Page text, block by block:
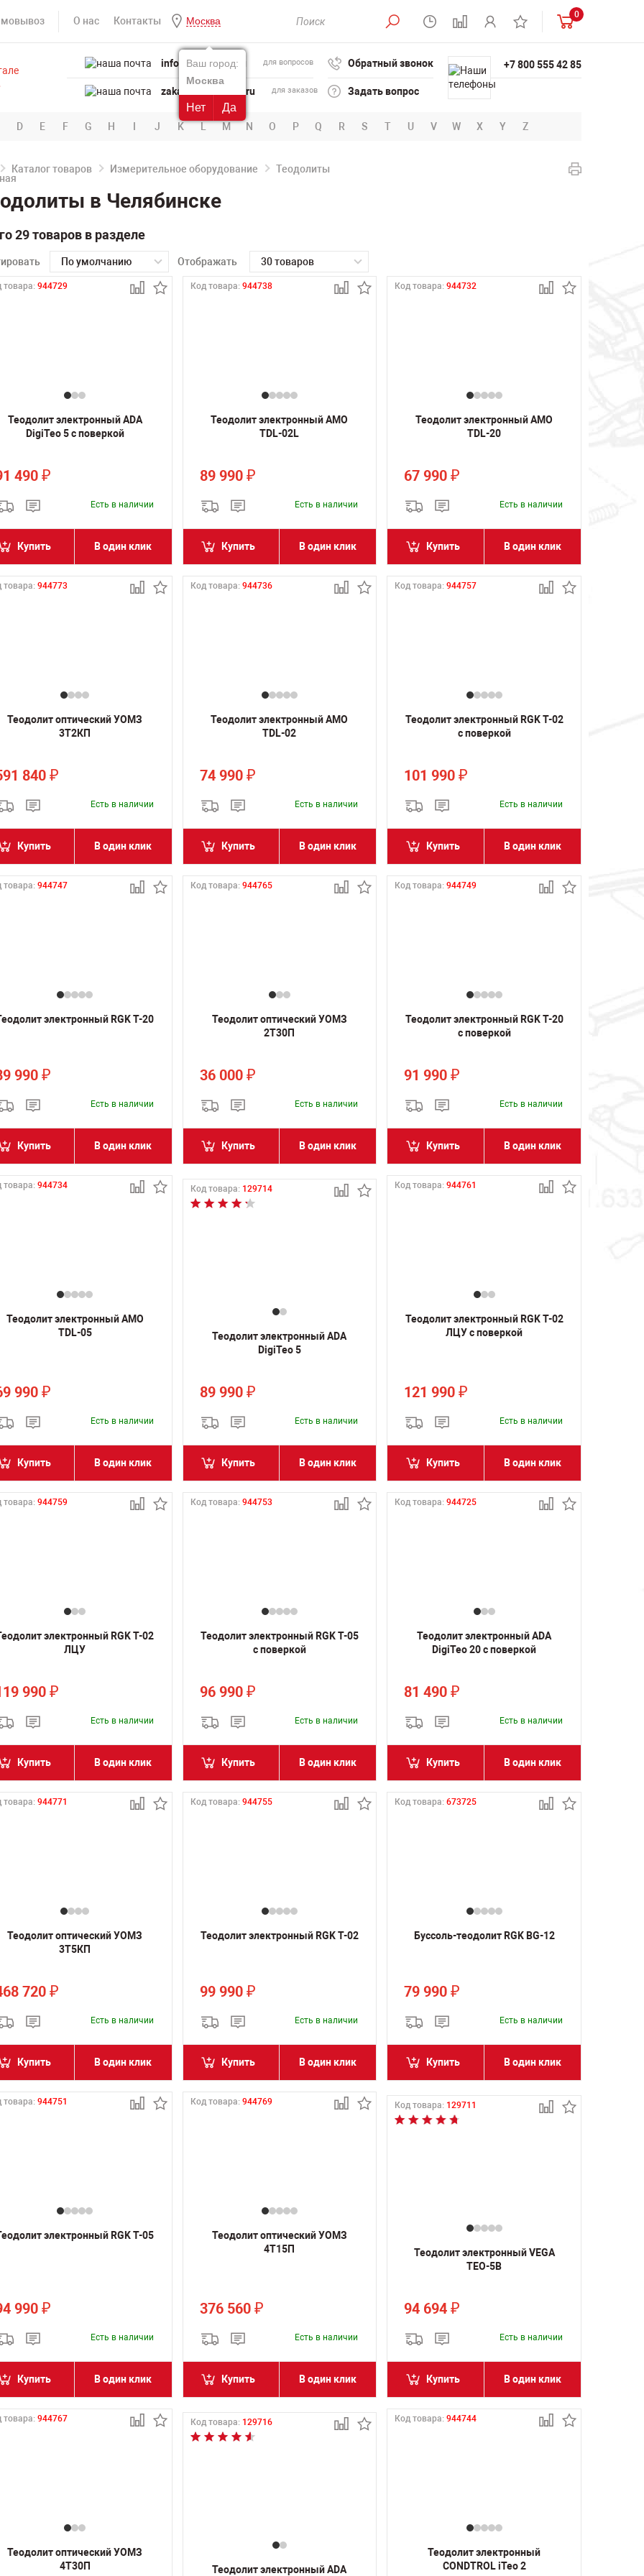
О нас Контакты Москва
Ваш город:
Москва
Нет Да
0
info@powertool.ru для вопросов
zakaz@powertool.ru для заказов
Обратный звонок
Задать вопрос
+7 800 555 42 85
D E F G H I J K L M N O P Q R S T U V W X Y Z
Каталог товаров Измерительное оборудование Теодолиты
в Челябинске
29 товаров в разделе
По умолчанию Отображать 30 товаров
товара: 944729
Теодолит электронный ADA
DigiTeo 5 с поверкой
490 ₽
Есть в наличии
Купить В один клик
Код товара: 944738
Теодолит электронный AMO
TDL-02L
89 990 ₽
Есть в наличии
Купить В один клик
Код товара:944732
Теодолит электронный AMO
TDL-20
67 990₽
Есть в наличии
Купить В один клик
товара: 944773
Теодолит оптический УОМЗ
3Т2КП
840 ₽
Есть в наличии
Купить В один клик
Код товара: 944736
Теодолит электронный AMO
TDL-02
74 990 ₽
Есть в наличии
Купить В один клик
Код товара:944757
Теодолит электронный RGK T-02
с поверкой
101 990₽
Есть в наличии
Купить В один клик
товара: 944747
электронный RGK T-20
990 ₽
Есть в наличии
Купить В один клик
Код товара: 944765
Теодолит оптический УОМЗ
2Т30П
36 000 ₽
Есть в наличии
Купить В один клик
Код товара:944749
Теодолит электронный RGK T-20
с поверкой
91 990₽
Есть в наличии
Купить В один клик
товара: 944734
Теодолит электронный AMO
TDL-05
990 ₽
Есть в наличии
Купить В один клик
Код товара: 129714
Теодолит электронный ADA
DigiTeo 5
89 990 ₽
Есть в наличии
Купить В один клик
Код товара:944761
Теодолит электронный RGK T-02
ЛЦУ с поверкой
121 990₽
Есть в наличии
Купить В один клик
товара: 944759
электронный RGK T-02
ЛЦУ
990 ₽
Есть в наличии
Купить В один клик
Код товара: 944753
Теодолит электронный RGK T-05
с поверкой
96 990 ₽
Есть в наличии
Купить В один клик
Код товара:944725
Теодолит электронный ADA
DigiTeo 20 с поверкой
81 490₽
Есть в наличии
Купить В один клик
товара: 944771
Теодолит оптический УОМЗ
3Т5КП
720 ₽
Есть в наличии
Купить В один клик
Код товара: 944755
Теодолит электронный RGK T-02
99 990 ₽
Есть в наличии
Купить В один клик
Код товара:673725
Буссоль-теодолит RGK BG-12
79 990₽
Есть в наличии
Купить В один клик
товара: 944751
электронный RGK T-05
990 ₽
Есть в наличии
Купить В один клик
Код товара: 944769
Теодолит оптический УОМЗ
4Т15П
376 560 ₽
Есть в наличии
Купить В один клик
Код товара: 129711
Теодолит электронный VEGA
TEO-5B
94 694₽
Есть в наличии
Купить В один клик
товара: 944767
Теодолит оптический УОМЗ
4Т30П
Код товара: 129716
Теодолит электронный ADA
Код товара:944744
Теодолит электронный
CONDTROL iTeo 2